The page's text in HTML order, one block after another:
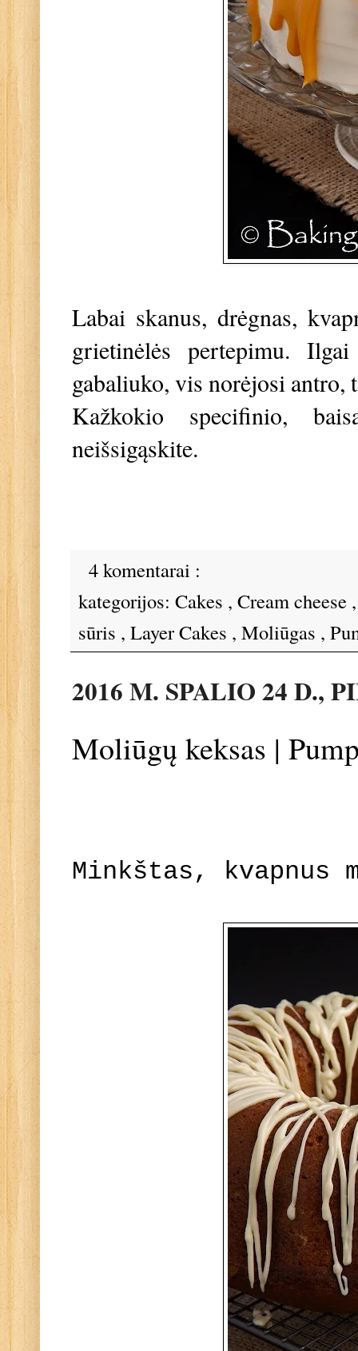
Labai skanus, drėgnas,
grietinėlės pertepimu.
gabaliuko, vis norėjosi
Kažkokio specifinio,
neišsigąskite.
4 komentarai :
kategorijos: Cakes , Cream cheese
sūris , Layer Cakes , Moliūgas ,
2016 M. SPALIO 24 D.,
Moliūgų keksas |
Minkštas, kvapnus